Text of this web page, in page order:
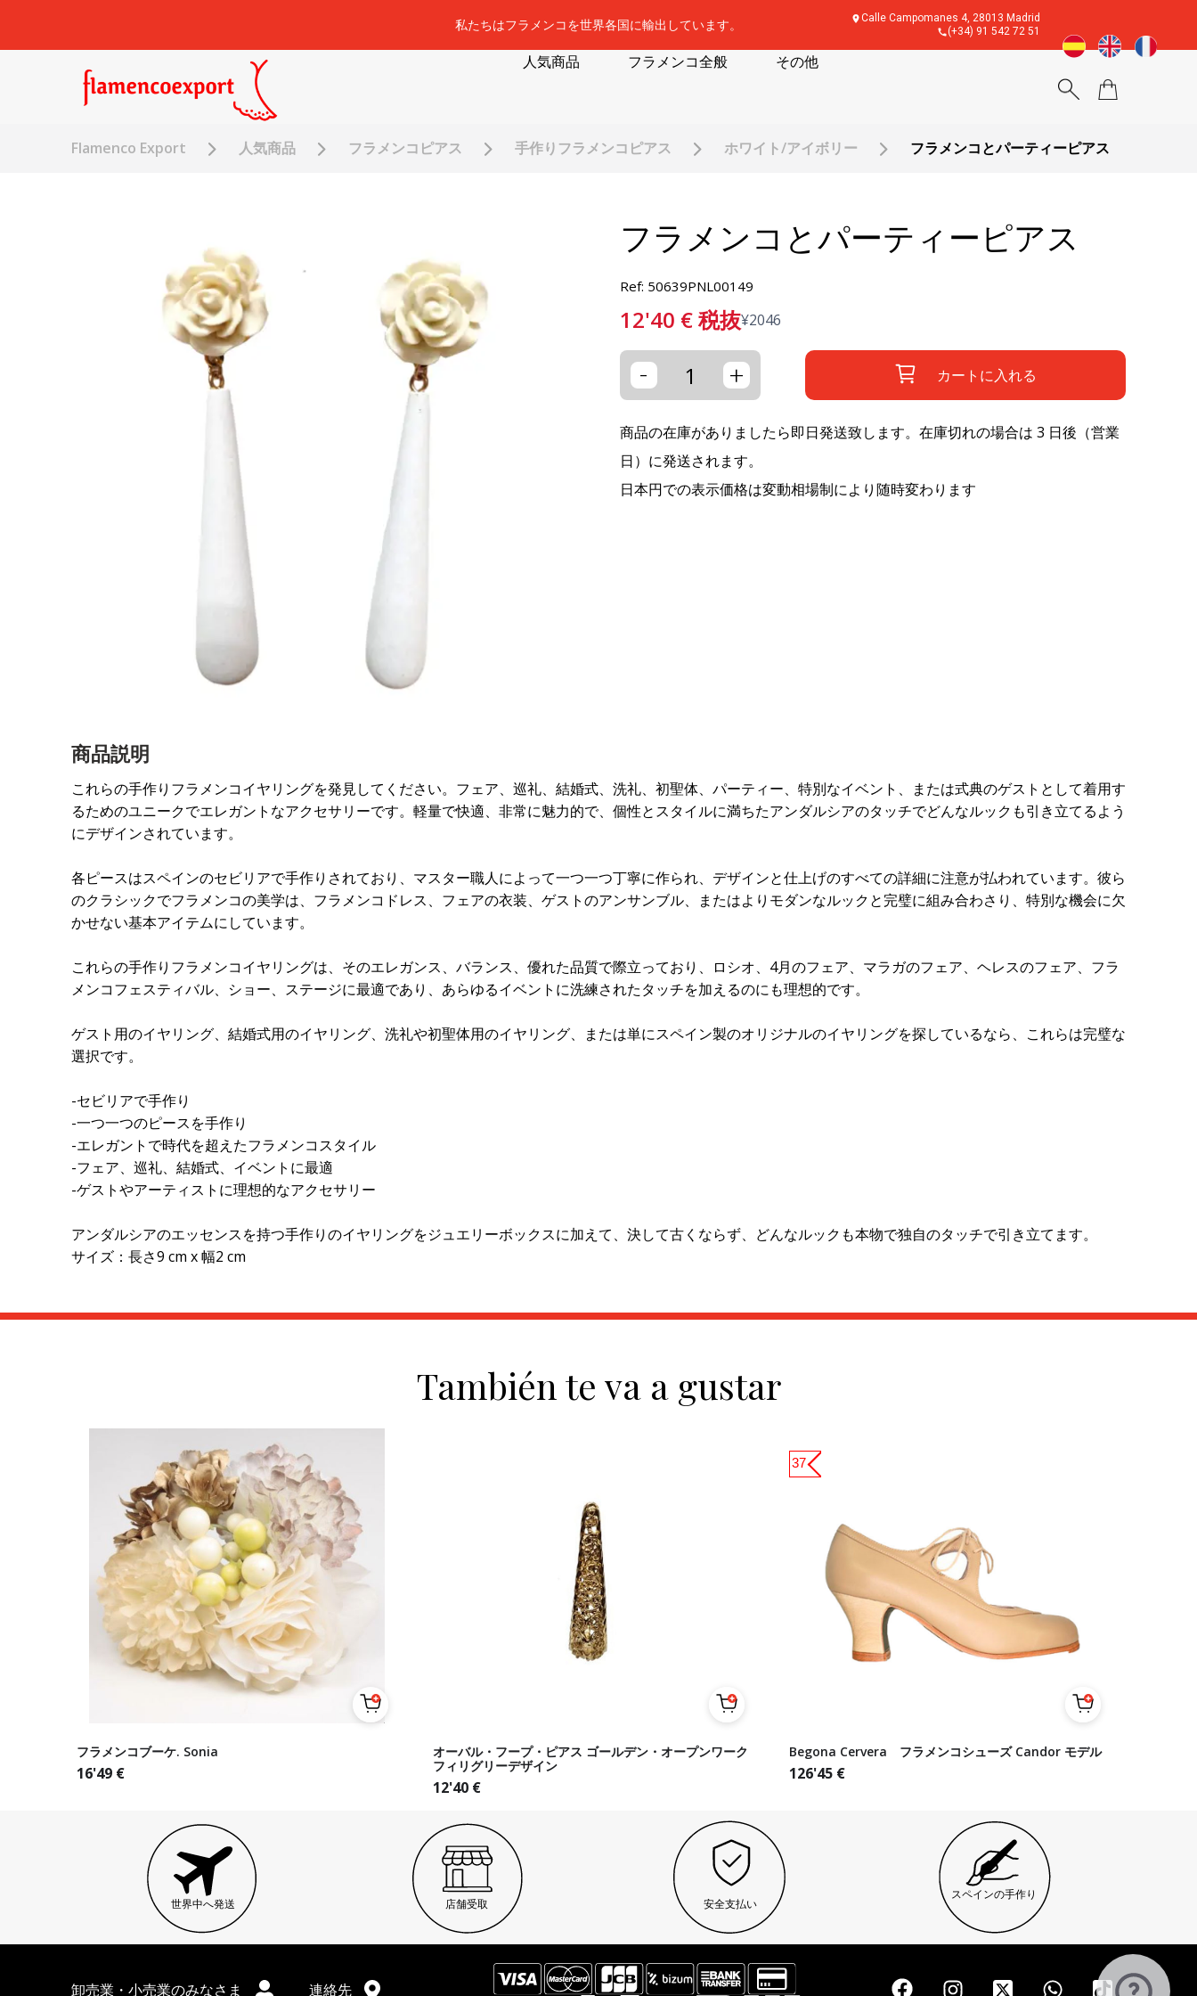
私たちはフラメンコを世界各国に輸出しています。
Calle Campomanes 4, 28013 Madrid
(+34) 91 542 72 51
人気商品 フラメンコ全般 その他
Flamenco Export 人気商品 フラメンコピアス 手作りフラメンコピアス ホワイト/アイボリー フラメンコとパーティーピアス
フラメンコとパーティーピアス
Ref: 50639PNL00149
12'40 €税抜¥2046
- + カートに入れる
商品の在庫がありましたら即日発送致します。在庫切れの場合は 3 日後（営業
日）に発送されます。
日本円での表示価格は変動相場制により随時変わります
商品説明
これらの手作りフラメンコイヤリングを発見してください。フェア、巡礼、結婚式、洗礼、初聖体、パーティー、特別なイベント、または式典のゲストとして着用す
るためのユニークでエレガントなアクセサリーです。軽量で快適、非常に魅力的で、個性とスタイルに満ちたアンダルシアのタッチでどんなルックも引き立てるよう
にデザインされています。
各ピースはスペインのセビリアで手作りされており、マスター職人によって一つ一つ丁寧に作られ、デザインと仕上げのすべての詳細に注意が払われています。彼ら
のクラシックでフラメンコの美学は、フラメンコドレス、フェアの衣装、ゲストのアンサンブル、またはよりモダンなルックと完璧に組み合わさり、特別な機会に欠
かせない基本アイテムにしています。
これらの手作りフラメンコイヤリングは、そのエレガンス、バランス、優れた品質で際立っており、ロシオ、4月のフェア、マラガのフェア、ヘレスのフェア、フラ
メンコフェスティバル、ショー、ステージに最適であり、あらゆるイベントに洗練されたタッチを加えるのにも理想的です。
ゲスト用のイヤリング、結婚式用のイヤリング、洗礼や初聖体用のイヤリング、または単にスペイン製のオリジナルのイヤリングを探しているなら、これらは完璧な
選択です。
-セビリアで手作り
-一つ一つのピースを手作り
-エレガントで時代を超えたフラメンコスタイル
-フェア、巡礼、結婚式、イベントに最適
-ゲストやアーティストに理想的なアクセサリー
アンダルシアのエッセンスを持つ手作りのイヤリングをジュエリーボックスに加えて、決して古くならず、どんなルックも本物で独自のタッチで引き立てます。
サイズ：長さ9 cm x 幅2 cm
También te va a gustar
フラメンコブーケ. Sonia
16'49 €
オーバル・フープ・ピアス ゴールデン・オープンワーク
フィリグリーデザイン
12'40 €
Begona Cervera フラメンコシューズ Candor モデル
126'45 €
37
世界中へ発送 店舗受取 安全支払い
スペインの手作り
卸売業・小売業のみなさま 連絡先